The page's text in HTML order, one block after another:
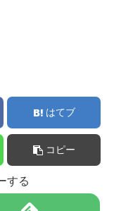
はてブ
コピー
する